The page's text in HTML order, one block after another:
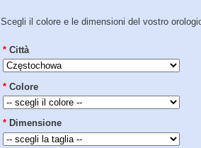
Scegli il colore e le dimensioni del vostro
* Città
* Colore
* Dimensione